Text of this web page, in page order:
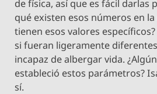
de física, así que es fácil darlas
qué existen esos números en
tienen esos valores
si fueran ligeramente
incapaz de albergar vida.
estableció estos parámetros?
sí.